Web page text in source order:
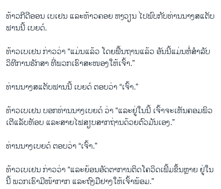
ທ້າວກີດີອອນ ເບເຢນ ແລະທ້າວຄອຍ ຫງວຽນ ໄປພົບກັບທ່ານນາງສແຕັບ
ຟານນີ້ ເບຍດ໌.
ທ້າວເບເຢນ ກ່າວວ່າ “ແມ່ນແລ້ວ ໂດຍພື້ນຖານແລ້ວ ອັນນີ້ແມ່ນຫໍ່ສຳລັບ
ວິທີການຮັກສາ ທີ່ພວກເຮົາສະໜອງໃຫ້ເຈົ້າ.”
ທ່ານນາງສແຕັບຟານນີ້ ເບຍດ໌ ຕອບວ່າ “ເຈົ້າ.”
ທ້າວເບເຢນ ບອກທ່ານນາງເບຍດ໌ ວ່າ “ແລະຢູ່ໃນນີ້ ເຈົ້າຈະເຫັນຄອມພິວ
ເຕີແລັບທັອບ ແລະສາຍໄຟສຽບສາກຖ່ານດ້ວຍຕົວມັນເອງ.”
ທ່ານນາງເບຍດ໌ ຕອບວ່າ “ເຈົ້າ.”
ທ້າວເບເຢນ ກ່າວວ່າ “ແລະຍ້ອນອັດຕາການຕິດໂຄວິດເພີ້ມຂຶ້ນຫຼາຍ ຢູ່ໃນ
ນີ້ ພວກເຮົາມີໜ້າກາກ ແລະຖົງມືຢາງໃຫ້ເຈົ້າພ້ອມ.”